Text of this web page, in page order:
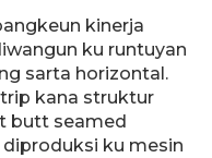
kinerja
ku runtuyan
sarta horizontal.
kana struktur
butt seamed
ku mesin